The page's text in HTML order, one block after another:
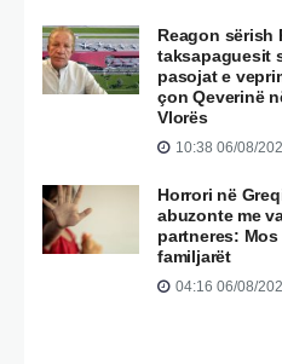
Reagon sërish
taksapaguesit
pasojat e
çon Qeverinë
Vlorës
10:38 06/08/
Horrori në
abuzonte me
partneres:
familjarët
04:16 06/08/